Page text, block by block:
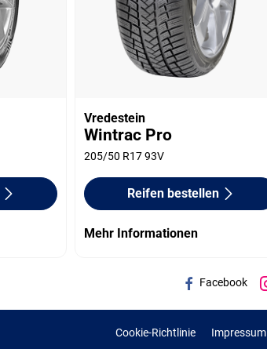
Vredestein
Wintrac Pro
205/50 R17 93V
Reifen bestellen
Mehr Informationen
Facebook
Cookie-Richtlinie Impressum